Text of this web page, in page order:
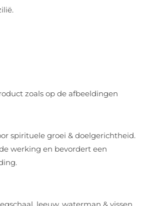
zoals op de afbeeldingen
spirituele groei & doelgerichtheid.
werking en bevordert een
keel